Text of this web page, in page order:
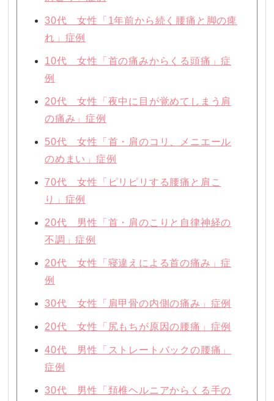
30代 女性「1年前から続く腰痛と脚の痺
れ」症例
10代 女性「首の痛みからくる頭痛」症
例
20代 女性「夜中に目が覚めてしまう肩
の痛み」症例
50代 女性「首・肩のコリ、メニエール
のめまい」症例
70代 女性「ピリピリする腰痛と肩こ
り」症例
20代 男性「首・肩のこりと自律神経の
不調」症例
20代 女性「寝違えによる首の痛み」症
例
30代 女性「肩甲骨の内側の痛み」症例
20代 女性「尻もちが原因の腰痛」症例
40代 男性「ストレートバックの腰痛」
症例
30代 男性「頚椎ヘルニアからくる手の